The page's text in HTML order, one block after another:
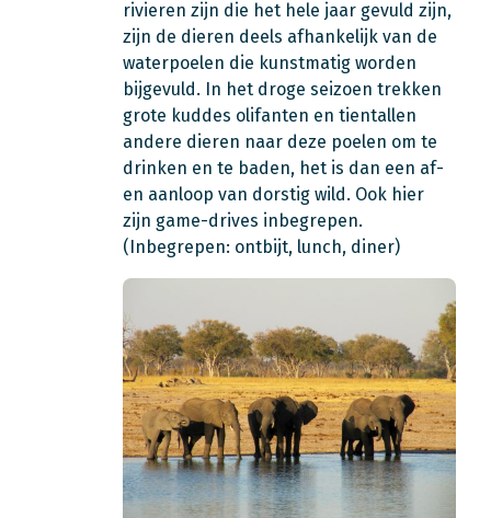
rivieren zijn die het hele jaar gevuld zijn,
zijn de dieren deels afhankelijk van de
waterpoelen die kunstmatig worden
bijgevuld. In het droge seizoen trekken
grote kuddes olifanten en tientallen
andere dieren naar deze poelen om te
drinken en te baden, het is dan een af-
en aanloop van dorstig wild. Ook hier
zijn game-drives inbegrepen.
(Inbegrepen: ontbijt, lunch, diner)